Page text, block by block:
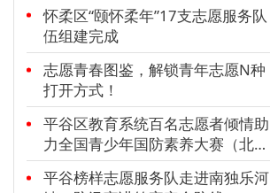
怀柔区“颐怀柔年”17支志愿服务队
伍组建完成
志愿青春图鉴，解锁青年志愿N种
打开方式！
平谷区教育系统百名志愿者倾情助
力全国青少年国防素养大赛（北京
赛区）选拔赛
平谷榜样志愿服务队走进南独乐河